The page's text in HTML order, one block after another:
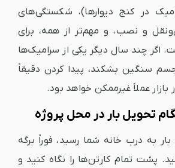
در کنج دیوارها)، شکستگی‌های
و نصب، و مهم‌تر از همه، برای
اگر چند سال دیگر یکی از سرامیک‌ها
سنگین بشکند، پیدا کردن دقیقاً
عملاً غیرممکن خواهد بود.
تحویل بار در محل پروژه
به درب خانه شما رسید، فوراً برگه
پشت تمام کارتن‌ها را نگاه کنید و